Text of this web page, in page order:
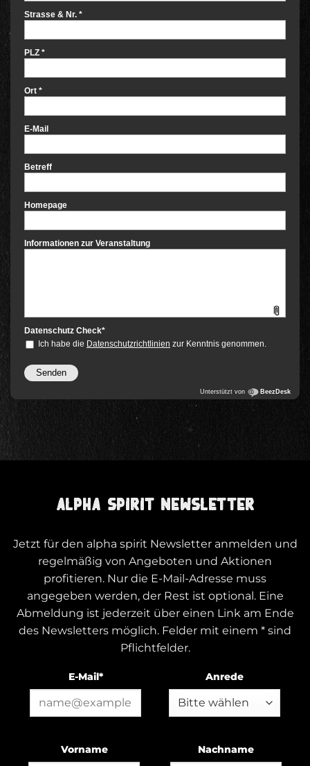
ALPHA SPIRIT NEWSLETTER
Jetzt für den alpha spirit Newsletter anmelden und
regelmäßig von Angeboten und Aktionen
profitieren. Nur die E-Mail-Adresse muss
angegeben werden, der Rest ist optional. Eine
Abmeldung ist jederzeit über einen Link am Ende
des Newsletters möglich. Felder mit einem * sind
Pflichtfelder.
E-Mail* Anrede
Vorname Nachname